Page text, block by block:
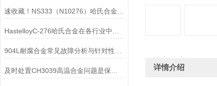
详情介绍